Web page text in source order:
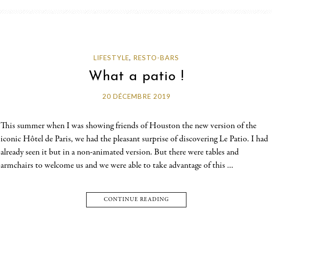
LIFESTYLE, RESTO-BARS
What a patio !
20 DÉCEMBRE 2019
This summer when I was showing friends of Houston the new version of the
iconic Hôtel de Paris, we had the pleasant surprise of discovering Le Patio. I had
already seen it but in a non-animated version. But there were tables and
armchairs to welcome us and we were able to take advantage of this …
CONTINUE READING